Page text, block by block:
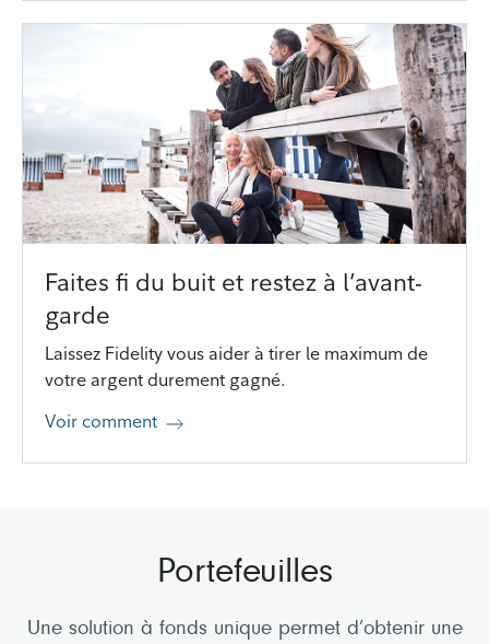
Faites fi du buit et restez à l’avant-
garde
Laissez Fidelity vous aider à tirer le maximum de
votre argent durement gagné.
Voir comment
Portefeuilles
Une solution à fonds unique permet d’obtenir une